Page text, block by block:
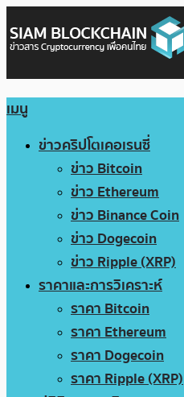
เมนู
ข่าวคริปโตเคอเรนซี่
ข่าว Bitcoin
ข่าว Ethereum
ข่าว Binance Coin
ข่าว Dogecoin
ข่าว Ripple (XRP)
ราคาและการวิเคราะห์
ราคา Bitcoin
ราคา Ethereum
ราคา Dogecoin
ราคา Ripple (XRP)